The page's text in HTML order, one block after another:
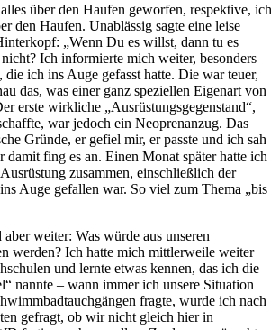
über den Haufen geworfen, respektive, ich
den Haufen. Unablässig sagte eine leise
„Wenn Du es willst, dann tu es
Ich informierte mich weiter, besonders
die ich ins Auge gefasst hatte. Die war teuer,
das, was einer ganz speziellen Eigenart von
erste wirkliche „Ausrüstungsgegenstand“,
war jedoch ein Neoprenanzug. Das
Gründe, er gefiel mir, er passte und ich sah
damit fing es an. Einen Monat später hatte ich
zusammen, einschließlich der
Auge gefallen war. So viel zum Thema „bis
weiter: Was würde aus unseren
werden? Ich hatte mich mittlerweile weiter
und lernte etwas kennen, das ich die
nannte – wann immer ich unsere Situation
fragte, wurde ich nach
gefragt, ob wir nicht gleich hier in